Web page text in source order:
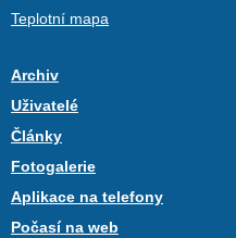
Teplotní mapa
Archiv
Uživatelé
Články
Fotogalerie
Aplikace na telefony
Počasí na web